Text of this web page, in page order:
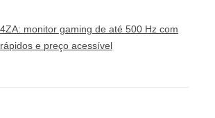
monitor gaming de até 500 Hz com
e preço acessível